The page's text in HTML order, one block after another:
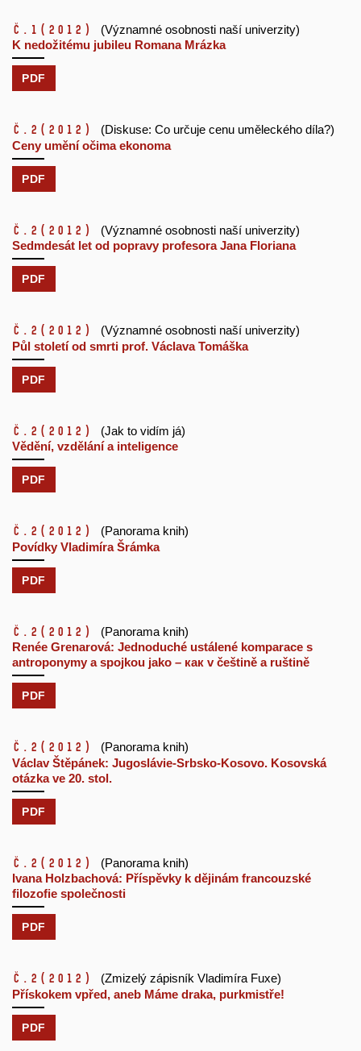
č.1 (2012)
(Významné osobnosti naší univerzity)
K nedožitému jubileu Romana Mrázka
PDF
č.2 (2012)
(Diskuse: Co určuje cenu uměleckého díla?)
Ceny umění očima ekonoma
PDF
č.2 (2012)
(Významné osobnosti naší univerzity)
Sedmdesát let od popravy profesora Jana Floriana
PDF
č.2 (2012)
(Významné osobnosti naší univerzity)
Půl století od smrti prof. Václava Tomáška
PDF
č.2 (2012)
(Jak to vidím já)
Vědění, vzdělání a inteligence
PDF
č.2 (2012)
(Panorama knih)
Povídky Vladimíra Šrámka
PDF
č.2 (2012)
(Panorama knih)
Renée Grenarová: Jednoduché ustálené komparace s
antroponymy a spojkou jako – как v češtině a ruštině
PDF
č.2 (2012)
(Panorama knih)
Václav Štěpánek: Jugoslávie-Srbsko-Kosovo. Kosovská
otázka ve 20. stol.
PDF
č.2 (2012)
(Panorama knih)
Ivana Holzbachová: Příspěvky k dějinám francouzské
filozofie společnosti
PDF
č.2 (2012)
(Zmizelý zápisník Vladimíra Fuxe)
Přískokem vpřed, aneb Máme draka, purkmistře!
PDF